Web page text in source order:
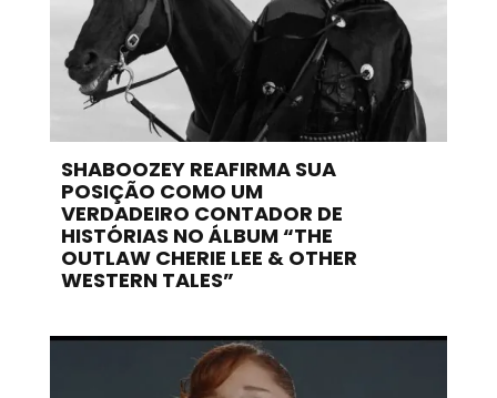
SHABOOZEY REAFIRMA SUA
POSIÇÃO COMO UM
VERDADEIRO CONTADOR DE
HISTÓRIAS NO ÁLBUM “THE
OUTLAW CHERIE LEE & OTHER
WESTERN TALES”